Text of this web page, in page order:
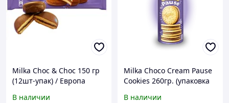
Milka Choc & Choc 150 гр
(12шт-упак) / Европа
В наличии
Milka Choco Cream Pause
Cookies 260гр. (упаковка
В наличии